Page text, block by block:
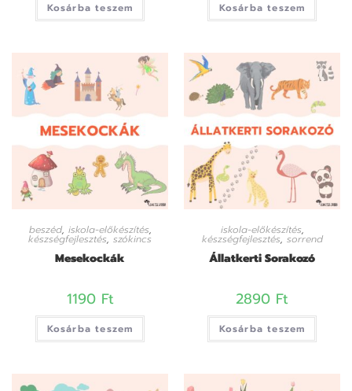
Kosárba teszem Kosárba teszem
beszéd, iskola-előkészítés,
készségfejlesztés, szókincs
Mesekockák
1190 Ft
Kosárba teszem
iskola-előkészítés,
készségfejlesztés, sorrend
Állatkerti Sorakozó
2890 Ft
Kosárba teszem